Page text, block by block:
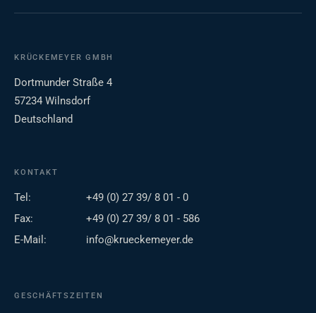
KRÜCKEMEYER GMBH
Dortmunder Straße 4
57234 Wilnsdorf
Deutschland
KONTAKT
Tel:
+49 (0) 27 39/ 8 01 - 0
Fax:
+49 (0) 27 39/ 8 01 - 586
E-Mail:
info@krueckemeyer.de
GESCHÄFTSZEITEN